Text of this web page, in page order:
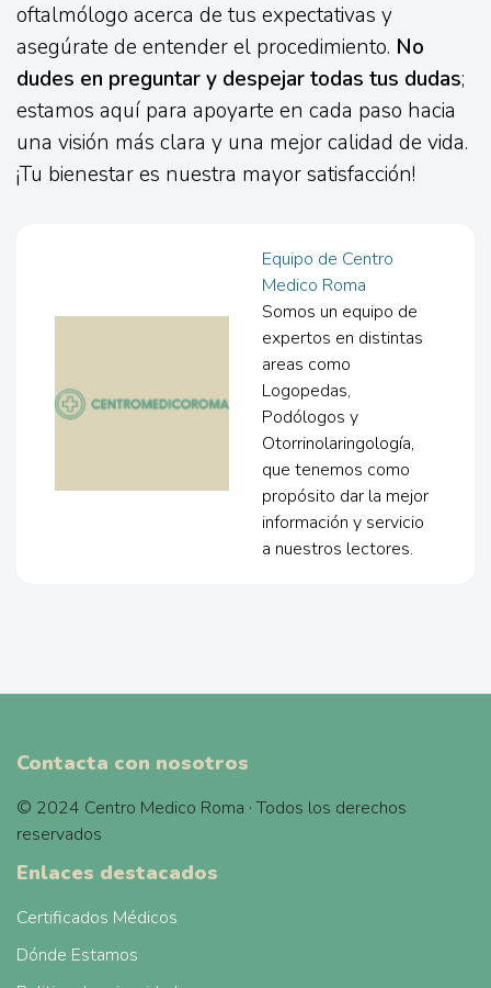
oftalmólogo acerca de tus expectativas y
asegúrate de entender el procedimiento. No
dudes en preguntar y despejar todas tus dudas;
estamos aquí para apoyarte en cada paso hacia
una visión más clara y una mejor calidad de vida.
¡Tu bienestar es nuestra mayor satisfacción!
Equipo de Centro
Medico Roma
Somos un equipo de
expertos en distintas
areas como
Logopedas,
Podólogos y
Otorrinolaringología,
que tenemos como
propósito dar la mejor
información y servicio
a nuestros lectores.
Contacta con nosotros
© 2024 Centro Medico Roma · Todos los derechos
reservados
Enlaces destacados
Certificados Médicos
Dónde Estamos